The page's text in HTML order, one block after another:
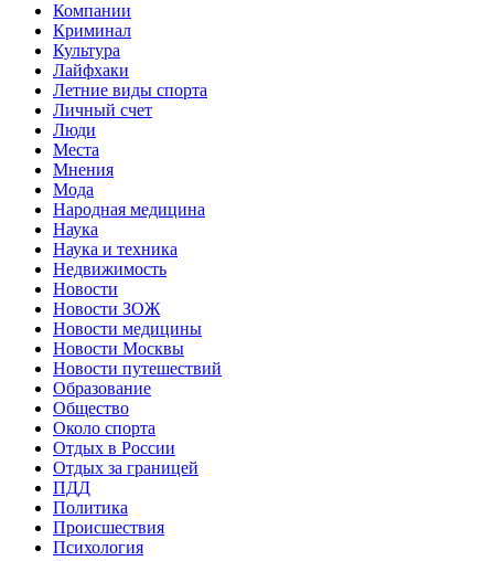
Компании
Криминал
Культура
Лайфхаки
Летние виды спорта
Личный счет
Люди
Места
Мнения
Мода
Народная медицина
Наука
Наука и техника
Недвижимость
Новости
Новости ЗОЖ
Новости медицины
Новости Москвы
Новости путешествий
Образование
Общество
Около спорта
Отдых в России
Отдых за границей
ПДД
Политика
Происшествия
Психология